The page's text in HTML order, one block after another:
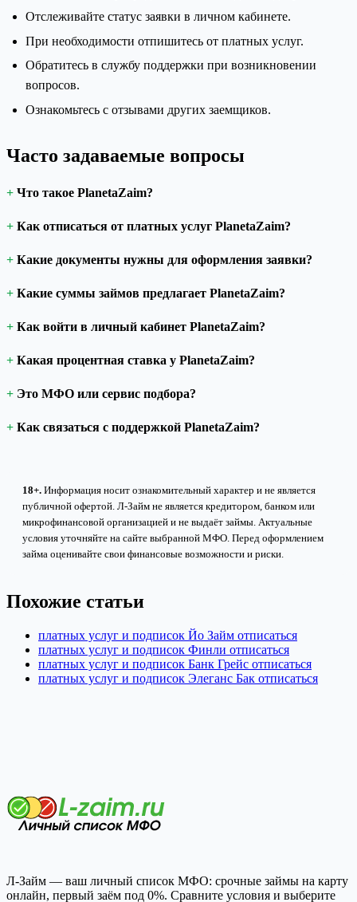
Отслеживайте статус заявки в личном кабинете.
При необходимости отпишитесь от платных услуг.
Обратитесь в службу поддержки при возникновении
вопросов.
Ознакомьтесь с отзывами других заемщиков.
Часто задаваемые вопросы
Что такое PlanetaZaim?
Как отписаться от платных услуг PlanetaZaim?
Какие документы нужны для оформления заявки?
Какие суммы займов предлагает PlanetaZaim?
Как войти в личный кабинет PlanetaZaim?
Какая процентная ставка у PlanetaZaim?
Это МФО или сервис подбора?
Как связаться с поддержкой PlanetaZaim?
18+. Информация носит ознакомительный характер и не является
публичной офертой. Л-Займ не является кредитором, банком или
микрофинансовой организацией и не выдаёт займы. Актуальные
условия уточняйте на сайте выбранной МФО. Перед оформлением
займа оценивайте свои финансовые возможности и риски.
Похожие статьи
платных услуг и подписок Йо Займ отписаться
платных услуг и подписок Финли отписаться
платных услуг и подписок Банк Грейс отписаться
платных услуг и подписок Элеганс Бак отписаться
Л-Займ — ваш личный список МФО: срочные займы на карту
онлайн, первый заём под 0%. Сравните условия и выберите